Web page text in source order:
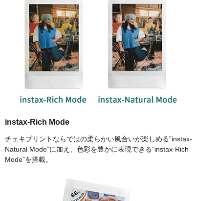
instax-Rich Mode
チェキプリントならではの柔らかい風合いが楽しめる”instax-
Natural Mode”に加え、色彩を豊かに表現できる”instax-Rich
Mode”を搭載。